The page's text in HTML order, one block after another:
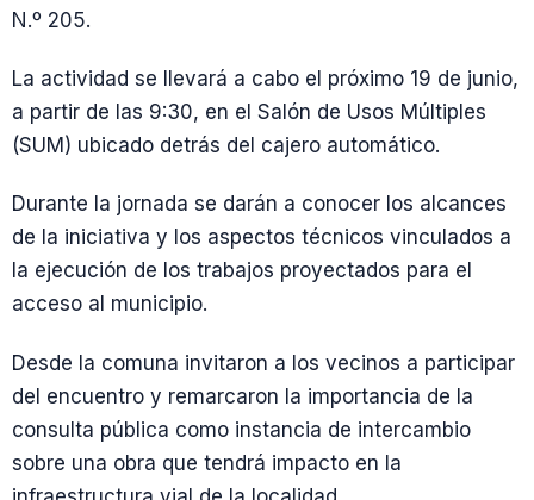
N.º 205.
La actividad se llevará a cabo el próximo 19 de junio,
a partir de las 9:30, en el Salón de Usos Múltiples
(SUM) ubicado detrás del cajero automático.
Durante la jornada se darán a conocer los alcances
de la iniciativa y los aspectos técnicos vinculados a
la ejecución de los trabajos proyectados para el
acceso al municipio.
Desde la comuna invitaron a los vecinos a participar
del encuentro y remarcaron la importancia de la
consulta pública como instancia de intercambio
sobre una obra que tendrá impacto en la